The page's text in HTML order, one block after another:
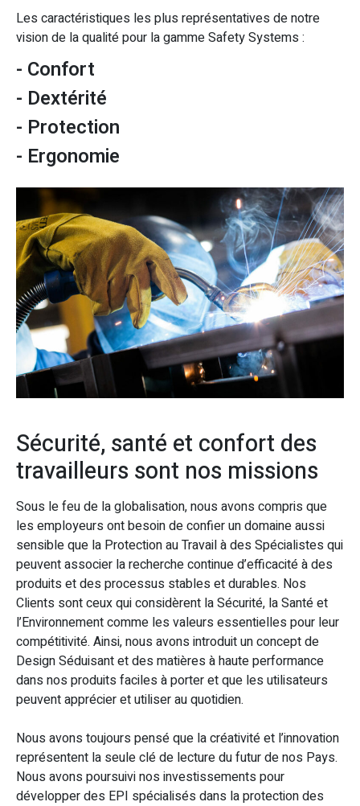
Les caractéristiques les plus représentatives de notre
vision de la qualité pour la gamme Safety Systems :
- Confort
- Dextérité
- Protection
- Ergonomie
Sécurité, santé et confort des
travailleurs sont nos missions
Sous le feu de la globalisation, nous avons compris que
les employeurs ont besoin de confier un domaine aussi
sensible que la Protection au Travail à des Spécialistes qui
peuvent associer la recherche continue d’efficacité à des
produits et des processus stables et durables. Nos
Clients sont ceux qui considèrent la Sécurité, la Santé et
l’Environnement comme les valeurs essentielles pour leur
compétitivité. Ainsi, nous avons introduit un concept de
Design Séduisant et des matières à haute performance
dans nos produits faciles à porter et que les utilisateurs
peuvent apprécier et utiliser au quotidien.
Nous avons toujours pensé que la créativité et l’innovation
représentent la seule clé de lecture du futur de nos Pays.
Nous avons poursuivi nos investissements pour
développer des EPI spécialisés dans la protection des